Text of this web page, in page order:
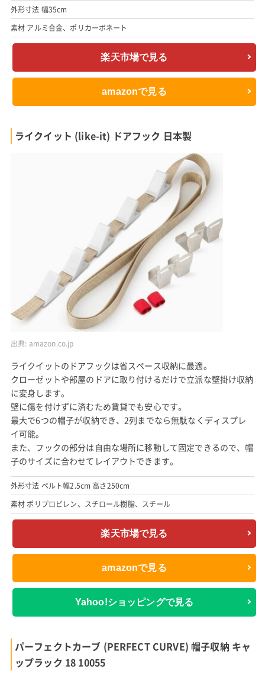
外形寸法 幅35cm
素材 アルミ合金、ポリカーボネート
楽天市場で見る
amazonで見る
ライクイット (like-it) ドアフック 日本製
出典: amazon.co.jp
ライクイットのドアフックは省スペース収納に最適。
クローゼットや部屋のドアに取り付けるだけで立派な壁掛け収納
に変身します。
壁に傷を付けずに済むため賃貸でも安心です。
最大で6つの帽子が収納でき、2列までなら無駄なくディスプレ
イ可能。
また、フックの部分は自由な場所に移動して固定できるので、帽
子のサイズに合わせてレイアウトできます。
外形寸法 ベルト幅2.5cm 高さ250cm
素材 ポリプロピレン、スチロール樹脂、スチール
楽天市場で見る
amazonで見る
Yahoo!ショッピングで見る
パーフェクトカーブ (PERFECT CURVE) 帽子収納 キャ
ップラック 18 10055